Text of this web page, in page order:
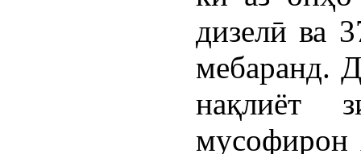
дизелӣ ва
мебаранд.
нақлиёт
мусофирон